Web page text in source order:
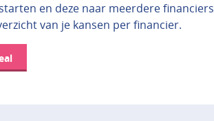
en deze naar meerdere financiers
van je kansen per financier.